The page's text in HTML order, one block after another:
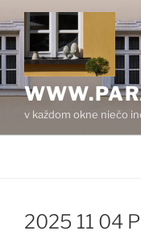
Prejsť
na
obsah
v každom okne niečo
2025 11 04